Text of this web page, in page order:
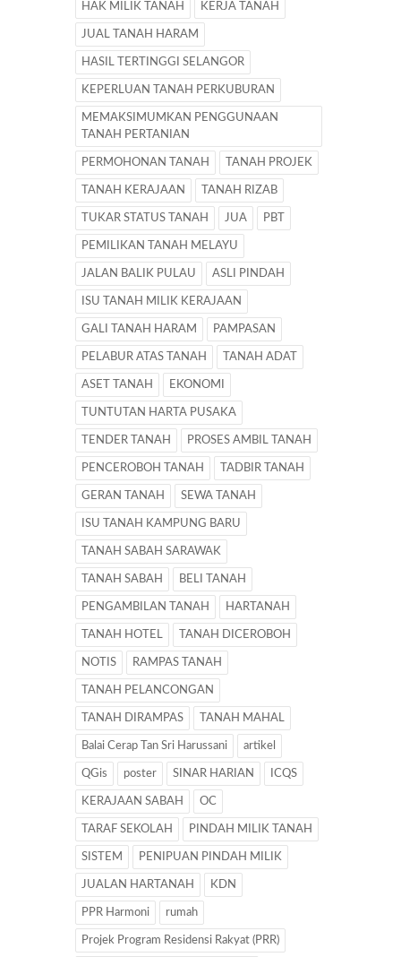
HAK MILIK TANAH KERJA TANAH
JUAL TANAH HARAM
HASIL TERTINGGI SELANGOR
KEPERLUAN TANAH PERKUBURAN
MEMAKSIMUMKAN PENGGUNAAN
TANAH PERTANIAN
PERMOHONAN TANAH TANAH PROJEK
TANAH KERAJAAN TANAH RIZAB
TUKAR STATUS TANAH JUA PBT
PEMILIKAN TANAH MELAYU
JALAN BALIK PULAU ASLI PINDAH
ISU TANAH MILIK KERAJAAN
GALI TANAH HARAM PAMPASAN
PELABUR ATAS TANAH TANAH ADAT
ASET TANAH EKONOMI
TUNTUTAN HARTA PUSAKA
TENDER TANAH PROSES AMBIL TANAH
PENCEROBOH TANAH TADBIR TANAH
GERAN TANAH SEWA TANAH
ISU TANAH KAMPUNG BARU
TANAH SABAH SARAWAK
TANAH SABAH BELI TANAH
PENGAMBILAN TANAH HARTANAH
TANAH HOTEL TANAH DICEROBOH
NOTIS RAMPAS TANAH
TANAH PELANCONGAN
TANAH DIRAMPAS TANAH MAHAL
Balai Cerap Tan Sri Harussani artikel
QGis poster SINAR HARIAN ICQS
KERAJAAN SABAH OC
TARAF SEKOLAH PINDAH MILIK TANAH
SISTEM PENIPUAN PINDAH MILIK
JUALAN HARTANAH KDN
PPR Harmoni rumah
Projek Program Residensi Rakyat (PRR)